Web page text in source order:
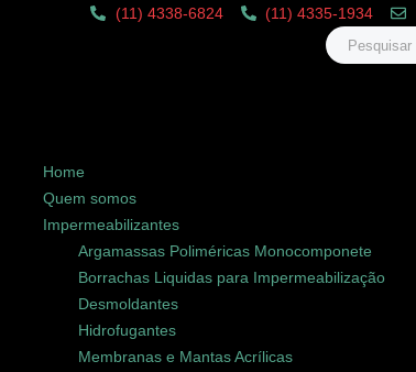
(11) 4338-6824 (11) 4335-1934
Home
Quem somos
Impermeabilizantes
Argamassas Poliméricas Monocomponete
Borrachas Liquidas para Impermeabilização
Desmoldantes
Hidrofugantes
Membranas e Mantas Acrílicas